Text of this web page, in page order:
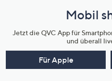
Mobil
Jetzt die QVC App für
und überall
Für Apple